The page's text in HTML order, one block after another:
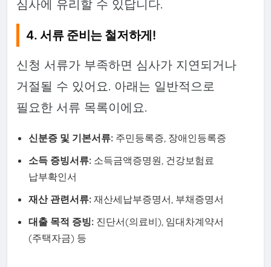
심사에 유리할 수 있답니다.
4. 서류 준비는 철저하게!
신청 서류가 부족하면 심사가 지연되거나
거절될 수 있어요. 아래는 일반적으로
필요한 서류 목록이에요.
신분증 및 기본서류: 주민등록증, 장애인등록증
소득 증빙서류: 소득금액증명원, 건강보험료
납부확인서
재산 관련서류: 재산세납부증명서, 부채증명서
대출 목적 증빙: 진단서(의료비), 임대차계약서
(주택자금) 등